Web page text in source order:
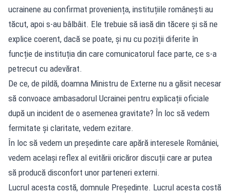
ucrainene au confirmat proveniența, instituțiile românești au
tăcut, apoi s-au bâlbâit. Ele trebuie să iasă din tăcere și să ne
explice coerent, dacă se poate, și nu cu poziții diferite în
funcție de instituția din care comunicatorul face parte, ce s-a
petrecut cu adevărat.
De ce, de pildă, doamna Ministru de Externe nu a găsit necesar
să convoace ambasadorul Ucrainei pentru explicații oficiale
după un incident de o asemenea gravitate? În loc să vedem
fermitate și claritate, vedem ezitare.
În loc să vedem un președinte care apără interesele României,
vedem același reflex al evitării oricăror discuții care ar putea
să producă disconfort unor parteneri externi.
Lucrul acesta costă, domnule Președinte. Lucrul acesta costă